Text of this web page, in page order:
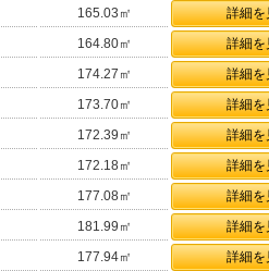
165.03㎡ 詳細を
164.80㎡ 詳細を
174.27㎡ 詳細を
173.70㎡ 詳細を
172.39㎡ 詳細を
172.18㎡ 詳細を
177.08㎡ 詳細を
181.99㎡ 詳細を
177.94㎡ 詳細を